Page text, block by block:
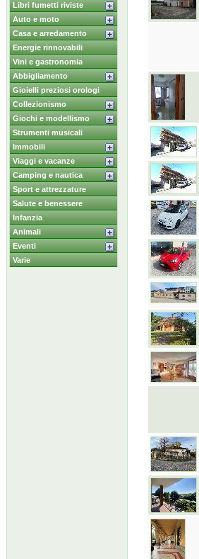
Libri fumetti riviste
Auto e moto
Casa e arredamento
Energie rinnovabili
Vini e gastronomia
Abbigliamento
Gioielli preziosi orologi
Collezionismo
Giochi e modellismo
Strumenti musicali
Immobili
Viaggi e vacanze
Camping e nautica
Sport e attrezzature
Salute e benessere
Infanzia
Animali
Eventi
Varie